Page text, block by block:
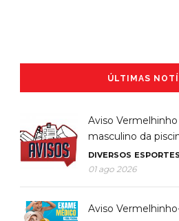
ÚLTIMAS
Aviso
masculino da
DIVERSOS ESPORTES
01 ago 2026
Aviso